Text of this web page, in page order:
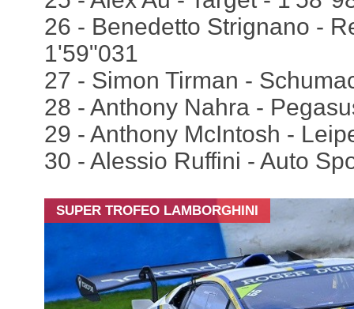
26 - Benedetto Strignano -
1'59"031
27 - Simon Tirman -
28 - Anthony Nahra -
29 - Anthony McIntosh -
30 - Alessio Ruffini - Auto
SUPER TROFEO LAMBORGHINI